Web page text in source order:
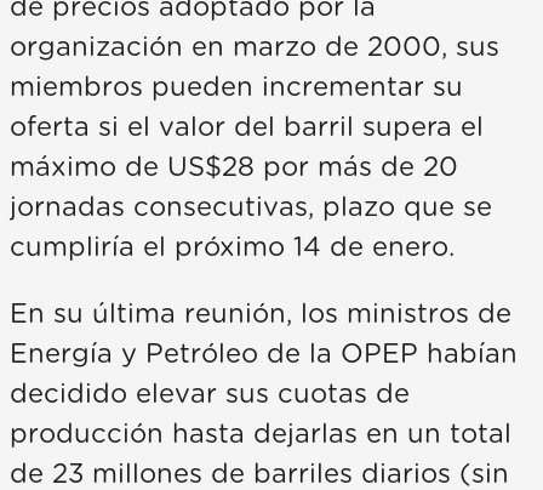
de precios adoptado por la
organización en marzo de 2000, sus
miembros pueden incrementar su
oferta si el valor del barril supera el
máximo de US$28 por más de 20
jornadas consecutivas, plazo que se
cumpliría el próximo 14 de enero.
En su última reunión, los ministros de
Energía y Petróleo de la OPEP habían
decidido elevar sus cuotas de
producción hasta dejarlas en un total
de 23 millones de barriles diarios (sin